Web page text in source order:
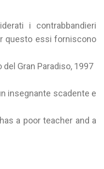
i contrabbandieri
questo essi forniscono
del Gran Paradiso, 1997
insegnante scadente e
a poor teacher and a